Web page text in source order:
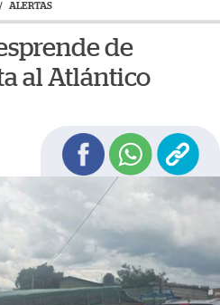
/ ALERTAS
de
al Atlántico